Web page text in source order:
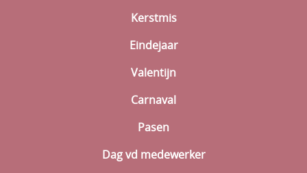
Kerstmis
Eindejaar
Valentijn
Carnaval
Pasen
Dag vd medewerker